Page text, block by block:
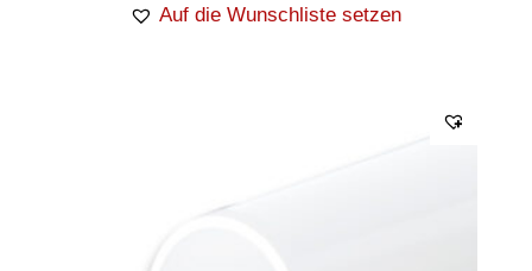
Auf die Wunschliste setzen